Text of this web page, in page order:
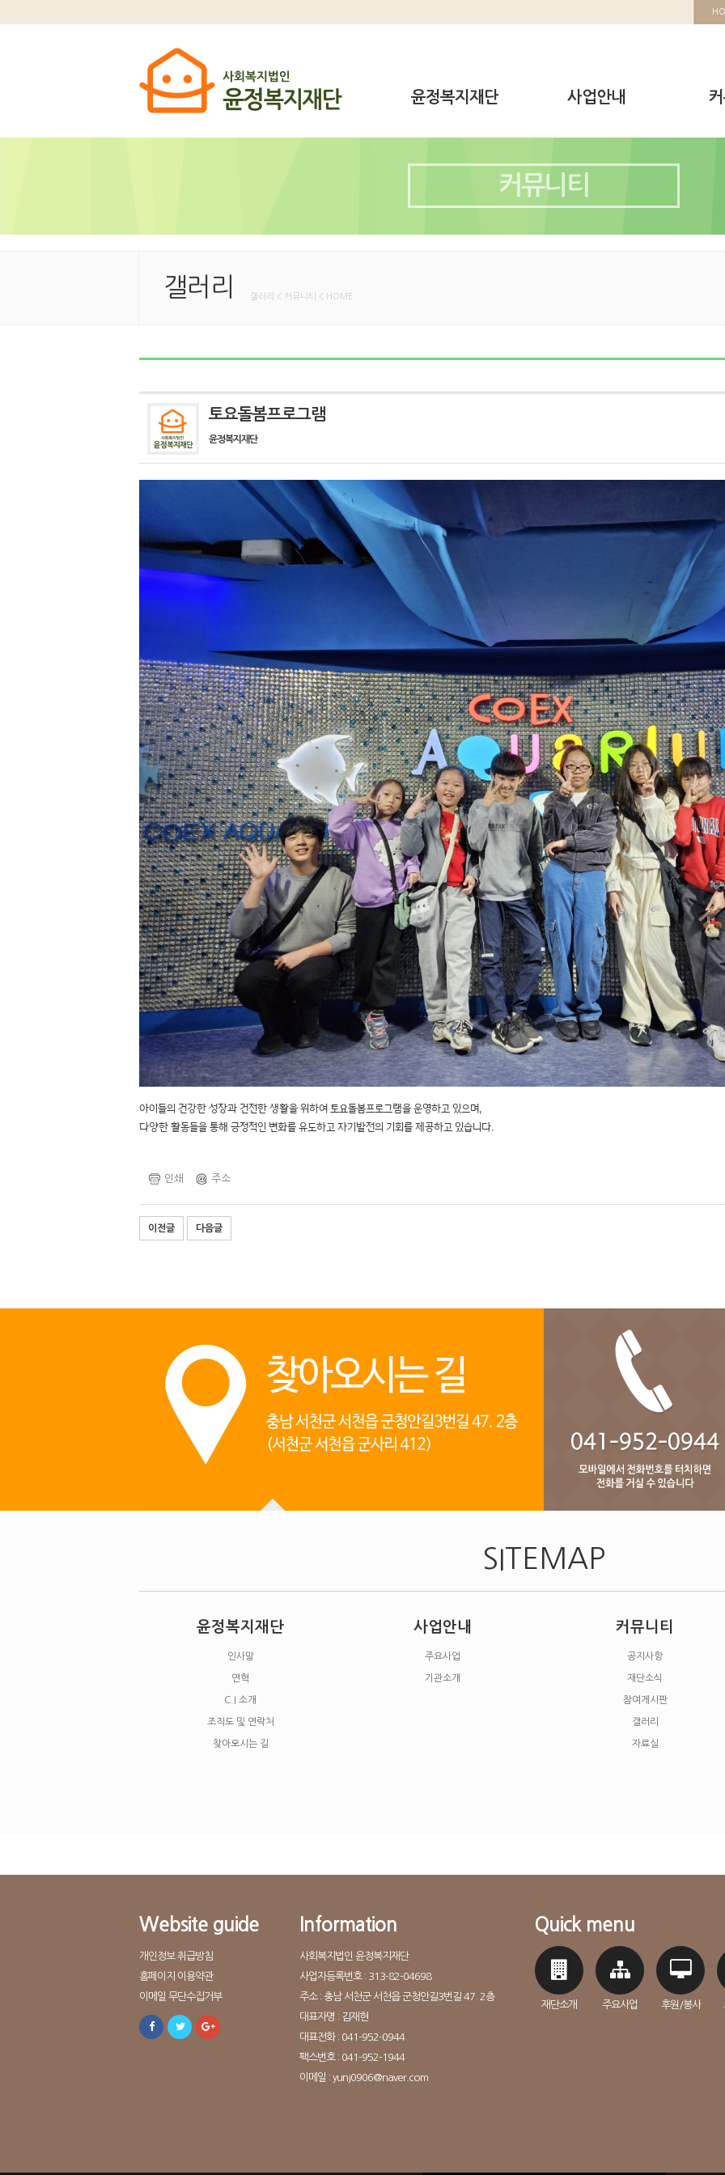
윤정복지재단 사업안내
커뮤니티
갤러리 갤러리 < 커뮤니티 < HOME
토요돌봄프로그램
윤정복지재단
아이들의 건강한 성장과 건전한 생활을 위하여 토요돌봄프로그램을 운영하고 있으며,
다양한 활동들을 통해 긍정적인 변화를 유도하고 자기발전의 기회를 제공하고 있습니다.
인쇄 주소
이전글 다음글
SITEMAP
윤정복지재단
인사말
연혁
C.I 소개
조직도 및 연락처
찾아오시는 길
사업안내
주요사업
기관소개
커뮤니티
공지사항
재단소식
참여게시판
갤러리
자료실
Website guide
개인정보 취급방침
홈페이지 이용약관
이메일 무단수집거부
Information
사회복지법인 윤정복지재단
사업자등록번호 : 313-82-04698
주소 : 충남 서천군 서천읍 군청안길3번길 47. 2층
대표자명 : 김재현
대표전화 : 041-952-0944
팩스번호 : 041-952-1944
이메일 : yunj0906@naver.com
Quick menu
재단소개 주요사업 후원/봉사